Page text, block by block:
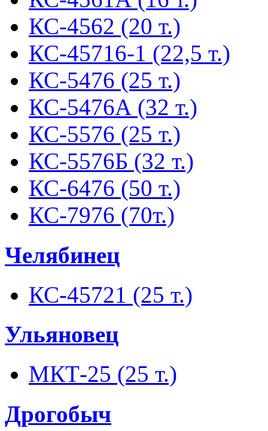
КС-4562 (20 т.)
КС-45716-1 (22,5 т.)
КС-5476 (25 т.)
КС-5476А (32 т.)
КС-5576 (25 т.)
КС-5576Б (32 т.)
КС-6476 (50 т.)
КС-7976 (70т.)
Челябинец
КС-45721 (25 т.)
Ульяновец
МКТ-25 (25 т.)
Дрогобыч